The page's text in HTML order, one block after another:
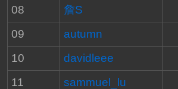
08
詹S
09
autumn
10
davidleee
11
sammuel_lu